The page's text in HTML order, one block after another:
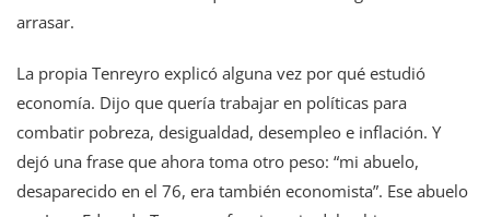
arrasar.
La propia Tenreyro explicó alguna vez por qué estudió
economía. Dijo que quería trabajar en políticas para
combatir pobreza, desigualdad, desempleo e inflación. Y
dejó una frase que ahora toma otro peso: “mi abuelo,
desaparecido en el 76, era también economista”. Ese abuelo